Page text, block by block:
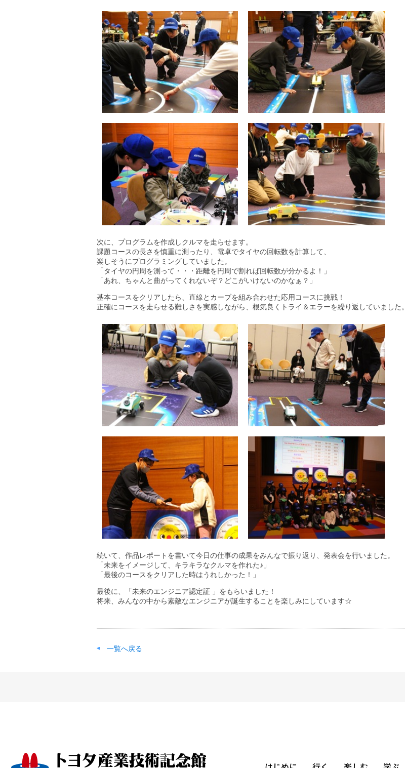
次に、プログラムを作成しクルマを走らせます。
課題コースの長さを慎重に測ったり、電卓でタイヤの回転数を計算して、
楽しそうにプログラミングしていました。
「タイヤの円周を測って・・・距離を円周で割れば回転数が分かるよ！」
「あれ、ちゃんと曲がってくれないぞ？どこがいけないのかなぁ？」
基本コースをクリアしたら、直線とカーブを組み合わせた応用コースに挑戦！
正確にコースを走らせる難しさを実感しながら、根気良くトライ＆エラーを繰り返していました。
続いて、作品レポートを書いて今日の仕事の成果をみんなで振り返り、発表会を行いました。
「未来をイメージして、キラキラなクルマを作れた♪」
「最後のコースをクリアした時はうれしかった！」
最後に、「未来のエンジニア認定証 」をもらいました！
将来、みんなの中から素敵なエンジニアが誕生することを楽しみにしています☆
一覧へ戻る